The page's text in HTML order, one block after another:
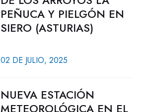
PEÑUCA Y PIELGÓN EN
SIERO (ASTURIAS)
02 DE JULIO, 2025
NUEVA ESTACIÓN
METEOROLÓGICA EN EL